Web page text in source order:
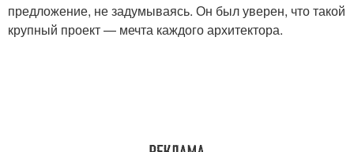
предложение, не задумываясь. Он был уверен, что такой
крупный проект — мечта каждого архитектора.